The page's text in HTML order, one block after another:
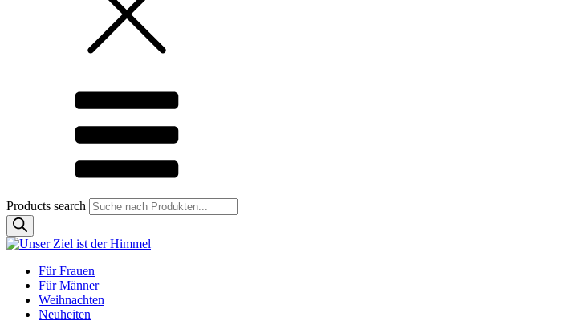
Products search
Für Frauen
Für Männer
Weihnachten
Neuheiten